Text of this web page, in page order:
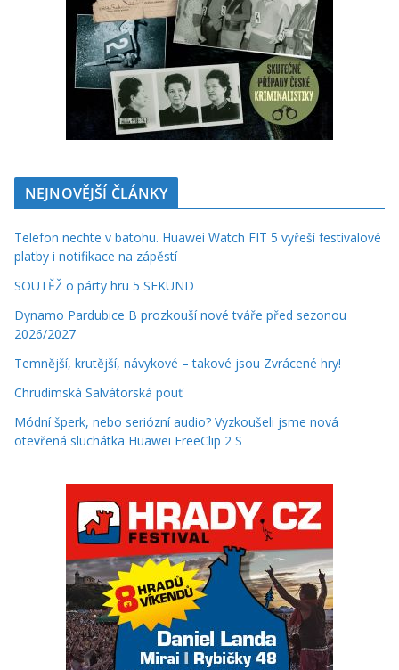
NEJNOVĚJŠÍ ČLÁNKY
Telefon nechte v batohu. Huawei Watch FIT 5 vyřeší festivalové
platby i notifikace na zápěstí
SOUTĚŽ o párty hru 5 SEKUND
Dynamo Pardubice B prozkouší nové tváře před sezonou
2026/2027
Temnější, krutější, návykové – takové jsou Zvrácené hry!
Chrudimská Salvátorská pouť
Módní šperk, nebo seriózní audio? Vyzkoušeli jsme nová
otevřená sluchátka Huawei FreeClip 2 S